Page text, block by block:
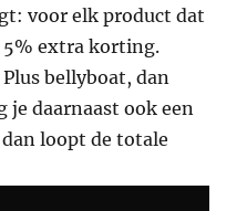
voor elk product dat
5% extra korting.
bellyboat, dan
je daarnaast ook een
loopt de totale